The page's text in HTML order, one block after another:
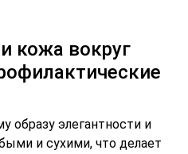
кожа вокруг
элегантности и
и сухими, что делает